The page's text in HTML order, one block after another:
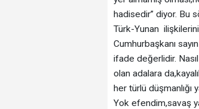
hadisedir” diyor. Bu
Türk-Yunan
Cumhurbaşkanı
ifade değerlidir. Nasıl
olan adalara
her türlü düşmanlığı
Yok efendim,savaş